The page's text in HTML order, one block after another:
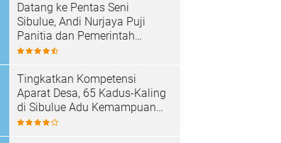
Datang ke Pentas Seni
Sibulue, Andi Nurjaya Puji
Panitia dan Pemerintah
Kecamatan
Tingkatkan Kompetensi
Aparat Desa, 65 Kadus-Kaling
di Sibulue Adu Kemampuan
Berpidato